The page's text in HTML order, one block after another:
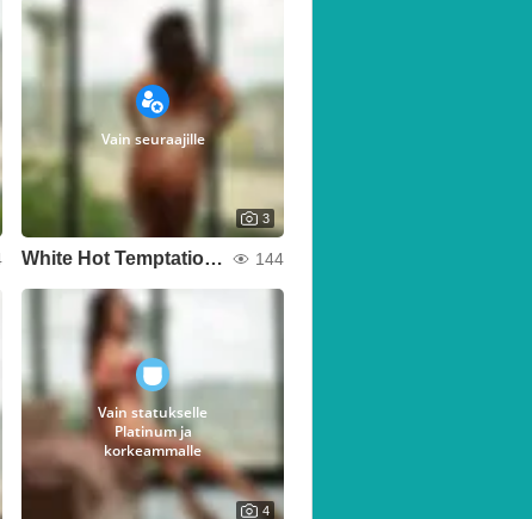
Vain seuraajille
3
White Hot Temptation 🔥🕊️ 144
Vain statukselle
Platinum ja
korkeammalle
4